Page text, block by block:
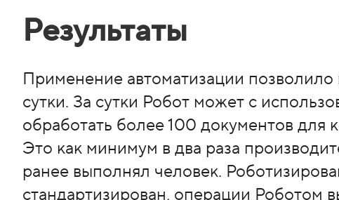
Результаты
Применение автоматизации позволило
сутки. За сутки Робот может с
обработать более 100 документов для
Это как минимум в два раза
ранее выполнял человек.
стандартизирован, операции Роботом